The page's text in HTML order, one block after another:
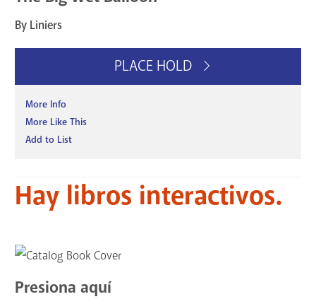
By Liniers
PLACE HOLD
More Info
More Like This
Add to List
Hay libros interactivos.
Presiona aquí